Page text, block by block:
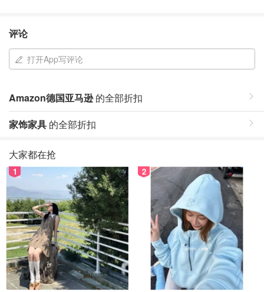
评论
打开App写评论
Amazon德国亚马逊的全部折扣
家饰家具 的全部折扣
大家都在抢
1 2